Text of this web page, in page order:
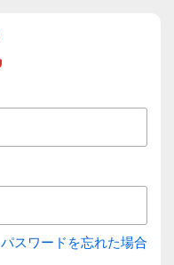
パスワードを忘れた場合